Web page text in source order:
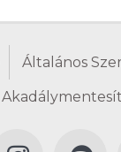
Általános